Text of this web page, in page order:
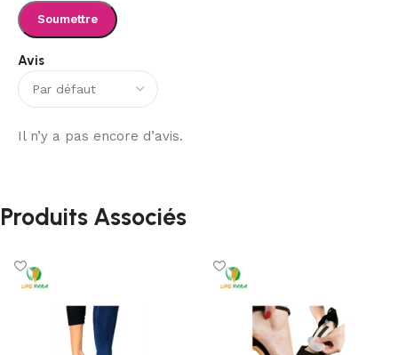
Avis
Il n’y a pas encore d’avis.
Produits Associés